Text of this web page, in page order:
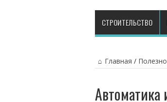
СТРОИТЕЛЬСТВО
Главная /